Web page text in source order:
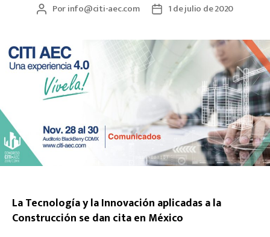
Porinfo@citi-aec.com 1 de julio de 2020
La Tecnología y la Innovación aplicadas a la
Construcción se dan cita en México